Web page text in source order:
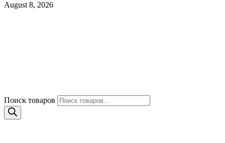
August 8, 2026
Поиск товаров